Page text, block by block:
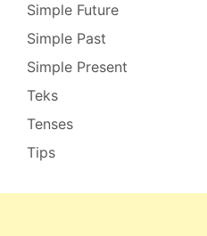
Simple Future
Simple Past
Simple Present
Teks
Tenses
Tips